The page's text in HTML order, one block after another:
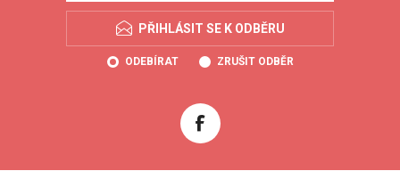
PŘIHLÁSIT SE K ODBĚRU
ODEBÍRAT ZRUŠIT ODBĚR